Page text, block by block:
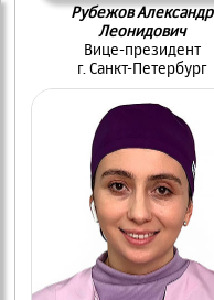
Рубежов Александр
Леонидович
Вице-президент
г. Санкт-Петербург